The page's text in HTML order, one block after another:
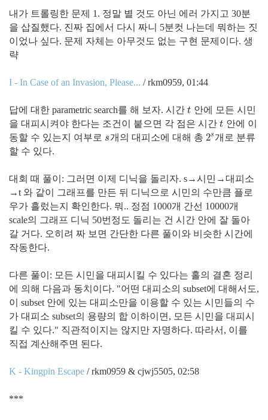
내가 트롤링한 문제 1. 정말 별 것도 아닌 에러 가지고 30분
을 삽질했다. 진짜 집에서 다시 짜니 5분컷 나는데 뭐하는 짓
이었나 싶다. 문제 자체는 아무것도 없는 구현 문제이다. 생
략
I - In Case of an Invasion, Please... / rkm0959, 01:44
답에 대한 parametric search를 해 보자. 시간 t
t 안에 모든 시민
을 대피시켜야 한다는 조건이 붙으면 각 점은 시간 t
t 안에 이
동할 수 있는지 여부로 s
s 개의 대피소에 대해 총 2s
2s개로 분류
할 수 있다.
대회 때 풀이: 그러면 이제 디닉을 돌리자. s→시민 →대피소
→t 와 같이 그래프를 만든 뒤 디닉으로 시민의 수만큼 플로
우가 흘렀는지 확인한다. 뭐.. 정점 1000개 간선 10000개
scale의 그래프 디닉 50번정도 돌리는 건 시간 안에 잘 돌아
갈 거다. 오히려 짜 보면 간단한 다른 풀이와 비슷한 시간에
작동한다.
다른 풀이: 모든 시민을 대피시킬 수 있다는 홀의 결혼 정리
에 의해 다음과 동치이다. "어떤 대피소의 subset에 대해서도,
이 subset 안에 있는 대피소만을 이용할 수 있는 시민들의 수
가 대피소 subset의 용량의 합 이하이면, 모든 시민을 대피시
킬 수 있다." 직관적이지는 않지만 자명하다. 따라서, 이를
직접 계산해주면 된다.
K - Kingpin Escape / rkm0959 & cjwj5505, 02:58
***